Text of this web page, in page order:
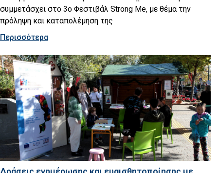
συμμετάσχει στο 3ο Φεστιβάλ Strong Me, με θέμα την
πρόληψη και καταπολέμηση της
Περισσότερα